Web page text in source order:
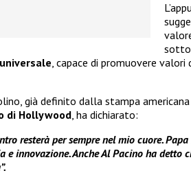
, capace di promuovere valori
già definito dalla stampa
di Hollywood, ha dichiarato:
resterà per sempre nel mio cuore.
e innovazione. Anche Al Pacino ha detto